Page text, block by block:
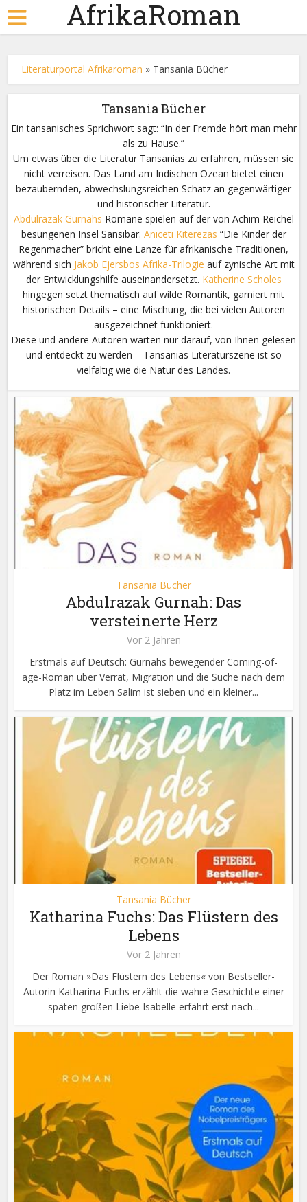
AfrikaRoman
Literaturportal Afrikaroman » Tansania Bücher
Tansania Bücher
Ein tansanisches Sprichwort sagt: “In der Fremde hört man mehr
als zu Hause.”
Um etwas über die Literatur Tansanias zu erfahren, müssen sie
nicht verreisen. Das Land am Indischen Ozean bietet einen
bezaubernden, abwechslungsreichen Schatz an gegenwärtiger
und historischer Literatur.
Abdulrazak Gurnahs Romane spielen auf der von Achim Reichel
besungenen Insel Sansibar. Aniceti Kiterezas “Die Kinder der
Regenmacher” bricht eine Lanze für afrikanische Traditionen,
während sich Jakob Ejersbos Afrika-Trilogie auf zynische Art mit
der Entwicklungshilfe auseinandersetzt. Katherine Scholes
hingegen setzt thematisch auf wilde Romantik, garniert mit
historischen Details – eine Mischung, die bei vielen Autoren
ausgezeichnet funktioniert.
Diese und andere Autoren warten nur darauf, von Ihnen gelesen
und entdeckt zu werden – Tansanias Literaturszene ist so
vielfältig wie die Natur des Landes.
Tansania Bücher
Abdulrazak Gurnah: Das
versteinerte Herz
Vor 2 Jahren
Erstmals auf Deutsch: Gurnahs bewegender Coming-of-
age-Roman über Verrat, Migration und die Suche nach dem
Platz im Leben Salim ist sieben und ein kleiner...
Tansania Bücher
Katharina Fuchs: Das Flüstern des
Lebens
Vor 2 Jahren
Der Roman »Das Flüstern des Lebens« von Bestseller-
Autorin Katharina Fuchs erzählt die wahre Geschichte einer
späten großen Liebe Isabelle erfährt erst nach...